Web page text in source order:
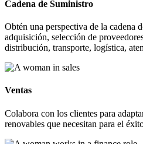
Cadena de Suministro
Obtén una perspectiva de la cadena
adquisición, selección de
distribución, transporte, logística,
Ventas
Colabora con los clientes para
renovables que necesitan para el